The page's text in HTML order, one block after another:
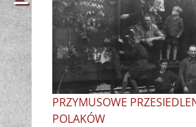
PRZYMUSOWE
POLAKÓW